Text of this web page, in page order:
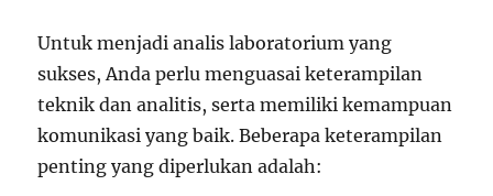
Untuk menjadi analis laboratorium yang
sukses, Anda perlu menguasai keterampilan
teknik dan analitis, serta memiliki kemampuan
komunikasi yang baik. Beberapa keterampilan
penting yang diperlukan adalah: